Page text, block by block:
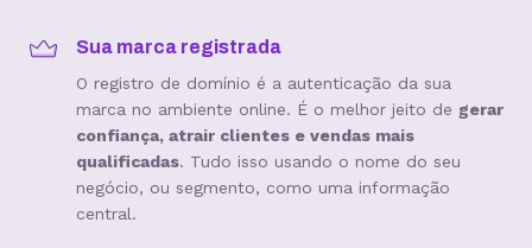
Sua marca registrada
O registro de domínio é a autenticação da sua
marca no ambiente online. É o melhor jeito de gerar
confiança, atrair clientes e vendas mais
qualificadas. Tudo isso usando o nome do seu
negócio, ou segmento, como uma informação
central.